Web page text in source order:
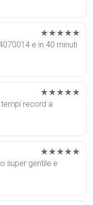
★★★★★
e in 40 minuti
★★★★★
record a
★★★★★
super gentile e